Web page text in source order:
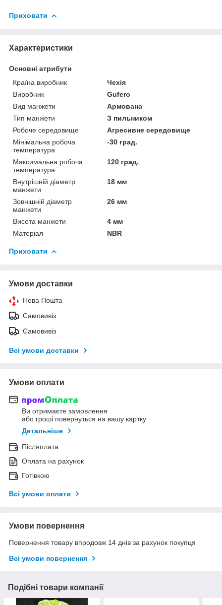
Приховати
Характеристики
Основні атрибути
Країна виробник
Чехія
Виробник
Gufero
Вид манжети
Армована
Тип манжети
З пильником
Робоче середовище
Агресивне середовище
Мінімальна робоча
температура
-30 град.
Максимальна робоча
температура
120 град.
Внутрішній діаметр
манжети
18 мм
Зовнішній діаметр
манжети
26 мм
Висота манжети
4 мм
Матеріал
NBR
Приховати
Умови доставки
Нова Пошта
Самовивіз
Самовивіз
Всі умови доставки
Умови оплати
Ви отримаєте замовлення
або гроші повернуться на вашу картку
Детальніше
Післяплата
Оплата на рахунок
Готівкою
Всі умови оплати
Умови повернення
Повернення товару впродовж 14 днів за рахунок покупця
Всі умови повернення
Подібні товари компанії